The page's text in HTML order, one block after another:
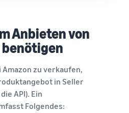
Anbieten von
Amazon zu verkaufen,
in Seller
API). Ein
Folgendes: